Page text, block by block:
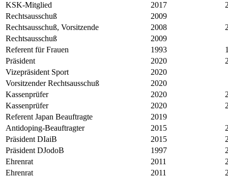
KSK-Mitglied
2017
Rechtsausschuß
2009
Rechtsausschuß, Vorsitzende
2008
Rechtsausschuß
2009
Referent für Frauen
1993
Präsident
2020
Vizepräsident Sport
2020
Vorsitzender Rechtsausschuß
2020
Kassenprüfer
2020
Kassenprüfer
2020
Referent Japan Beauftragte
2019
Antidoping-Beauftragter
2015
Präsident DIaiB
2015
Präsident DJodoB
1997
Ehrenrat
2011
Ehrenrat
2011